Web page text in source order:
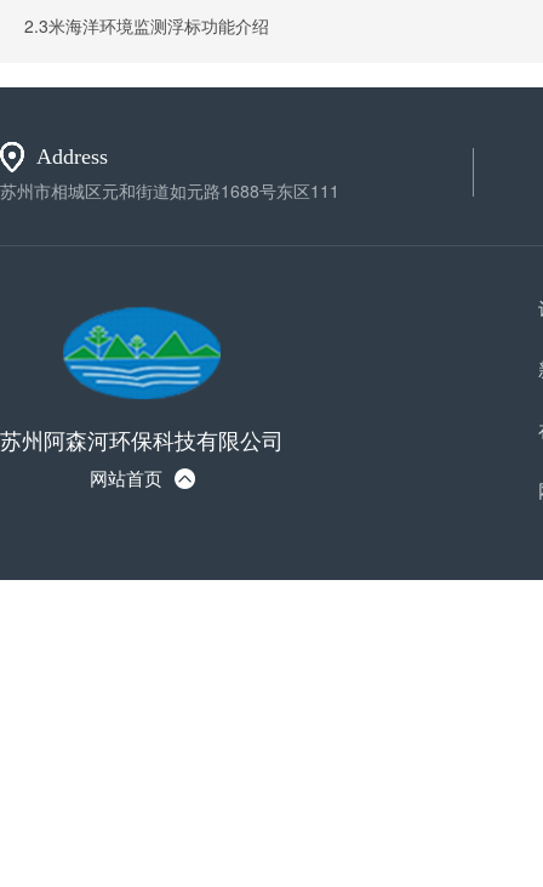
2.3米海洋环境监测浮标功能介绍
Address
苏州市相城区元和街道如元路1688号东区111
苏州阿森河环保科技有限公司
网站首页